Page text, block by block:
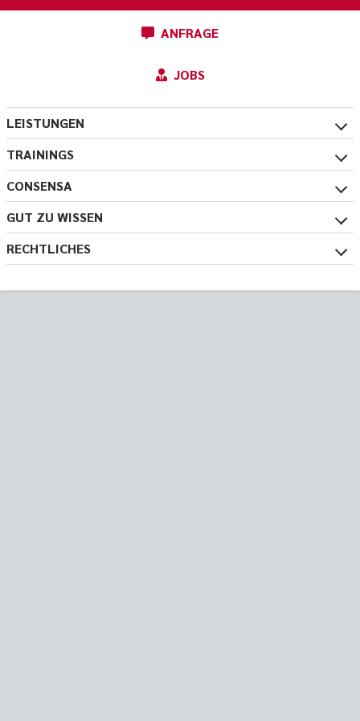
ANFRAGE
JOBS
LEISTUNGEN
TRAININGS
CONSENSA
GUT ZU WISSEN
RECHTLICHES